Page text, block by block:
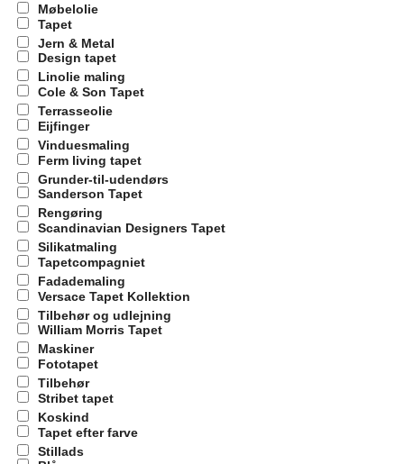
Møbelolie
Jern & Metal
Linolie maling
Terrasseolie
Vinduesmaling
Grunder-til-udendørs
Rengøring
Silikatmaling
Fadademaling
Tilbehør og udlejning
Maskiner
Tilbehør
Koskind
Stillads
Tapet
Design tapet
Cole & Son Tapet
Eijfinger
Ferm living tapet
Sanderson Tapet
Scandinavian Designers Tapet
Tapetcompagniet
Versace Tapet Kollektion
William Morris Tapet
Fototapet
Stribet tapet
Tapet efter farve